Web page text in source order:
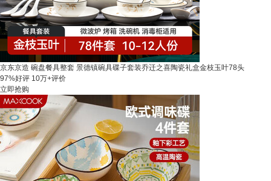
京东京造 碗盘餐具整套 景德镇碗具碟子套装乔迁之喜陶瓷礼盒金枝玉叶78头
97%好评 10万+评价
立即抢购